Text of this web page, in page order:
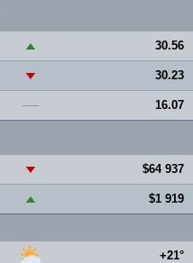
▲ 30.56
▼ 30.23
— 16.07
▼ $64 937
▲ $1 919
+21°